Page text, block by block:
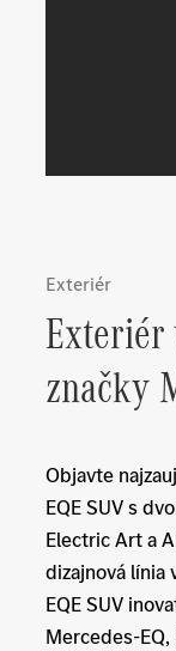
Exteriér
Exteriér
značky
Objavte
EQE SUV s
Electric Art a
dizajnová línia
EQE SUV
Mercedes-